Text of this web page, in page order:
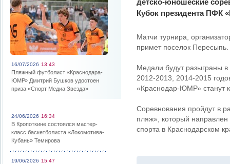
16/07/2026 13:43
Пляжный футболист «Краснодара-
ЮМР» Дмитрий Бушков удостоен
приза «Спорт Медиа Звезда»
24/06/2026 16:34
В Кропоткине состоялся мастер-
класс баскетболиста «Локомотива-
Кубань» Темирова
19/06/2026 15:47
детско-юношеские
Кубок президента ПФК
Матчи турнира,
примет поселок Пересыпь.
Медали будут разыграны
2012-2013, 2014-2015
«Краснодар-ЮМР» станут
Соревнования пройдут в
пляж», который
спорта в Краснодарском